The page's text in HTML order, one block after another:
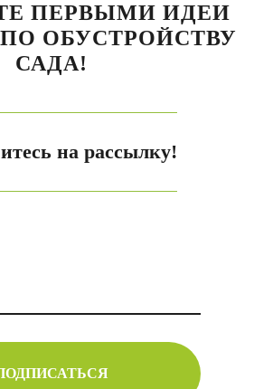
ПЕРВЫМИ ИДЕИ
ОБУСТРОЙСТВУ
САДА!
на рассылку!